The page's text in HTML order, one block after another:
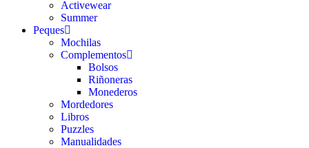
Activewear
Summer
Peques
Mochilas
Complementos
Bolsos
Riñoneras
Monederos
Mordedores
Libros
Puzzles
Manualidades